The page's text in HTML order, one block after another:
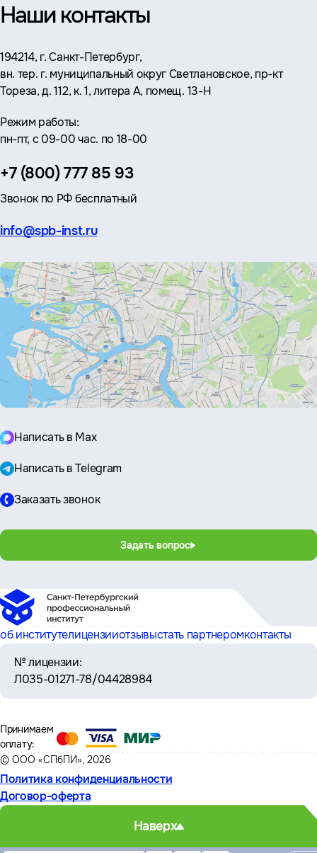
Наши контакты
Адрес:
194214, г. Санкт-Петербург,
вн. тер. г. муниципальный округ Светлановское, пр-кт
Тореза, д. 112, к. 1, литера А, помещ. 13-Н
Режим работы:
пн-пт, с 09-00 час. по 18-00
Телефон:
+7 (800) 777 85 93
Звонок по РФ бесплатный
Эл.
info@spb-inst.ru
Написать в Max
Написать в Telegram
Заказать звонок
Задать вопрос
об институтелицензииотзывыстать партнеромконтакты
№ лицензии:
Л035-01271-78/04428984
© ООО «СПбПИ», 2026
Политика конфиденциальности
Договор-оферта
Принимаем
оплату:
Наверх